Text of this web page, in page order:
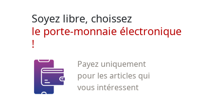
Soyez libre, choissez
le porte-monnaie électronique
!
Payez uniquement
pour les articles qui
vous intéressent